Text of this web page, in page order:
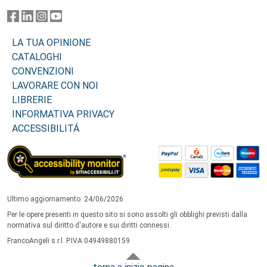
LA TUA OPINIONE
CATALOGHI
CONVENZIONI
LAVORARE CON NOI
LIBRERIE
INFORMATIVA PRIVACY
ACCESSIBILITÁ
Ultimo aggiornamento: 24/06/2026
Per le opere presenti in questo sito si sono assolti gli obblighi previsti dalla
normativa sul diritto d'autore e sui diritti connessi.
FrancoAngeli s.r.l. P.IVA 04949880159